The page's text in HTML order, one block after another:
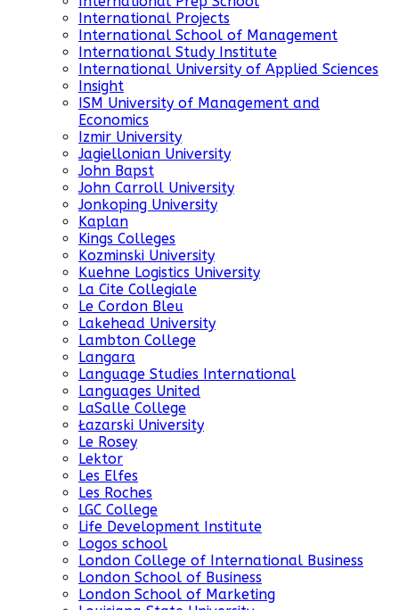
International Projects
International School of Management
International Study Institute
International University of Applied Sciences
Insight
ISM University of Management and
Economics
Izmir University
Jagiellonian University
John Bapst
John Carroll University
Jonkoping University
Kaplan
Kings Colleges
Kozminski University
Kuehne Logistics University
La Cite Collegiale
Le Cordon Bleu
Lakehead University
Lambton College
Langara
Language Studies International
Languages United
LaSalle College
Łazarski University
Le Rosey
Lektor
Les Elfes
Les Roches
LGC College
Life Development Institute
Logos school
London College of International Business
London School of Business
London School of Marketing